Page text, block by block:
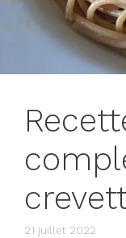
21 juillet 2022